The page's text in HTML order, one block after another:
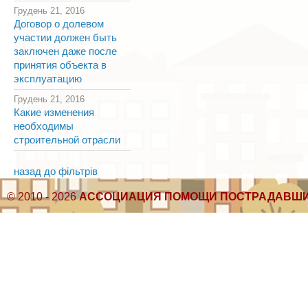
Грудень 21, 2016
Договор о долевом
участии должен быть
заключен даже после
принятия объекта в
эксплуатацию
Грудень 21, 2016
Какие изменения
необходимы
строительной отрасли
назад до фільтрів
© 2010 - 2026АССОЦИАЦИЯ ПОМОЩИ